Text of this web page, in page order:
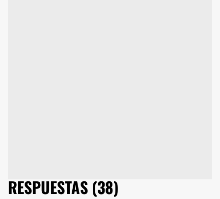
RESPUESTAS (38)